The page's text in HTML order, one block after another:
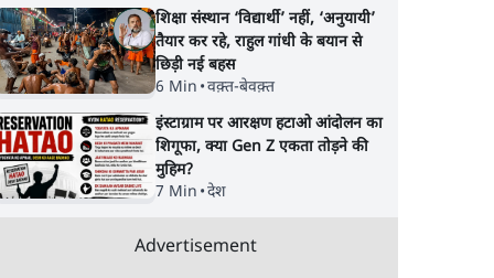
2
मेटा के सरेंडर के बाद भारत
में केजरीवाल का इंस्टा हैंडल
शिक्षा संस्थान ‘विद्यार्थी’ नहीं, ‘अनुयायी’
तैयार कर रहे, राहुल गांधी के बयान से
छिड़ी नई बहस
6 Min •वक़्त-बेवक़्त
इंस्टाग्राम पर आरक्षण हटाओ आंदोलन का
शिगूफा, क्या Gen Z एकता तोड़ने की
मुहिम?
7 Min •देश
Advertisement